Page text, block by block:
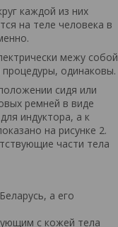
каждой из них
на теле человека в
межу собой
одинаковы.
сидя или
ремней в виде
индуктора, а к
на рисунке 2.
части тела
а его
с кожей тела